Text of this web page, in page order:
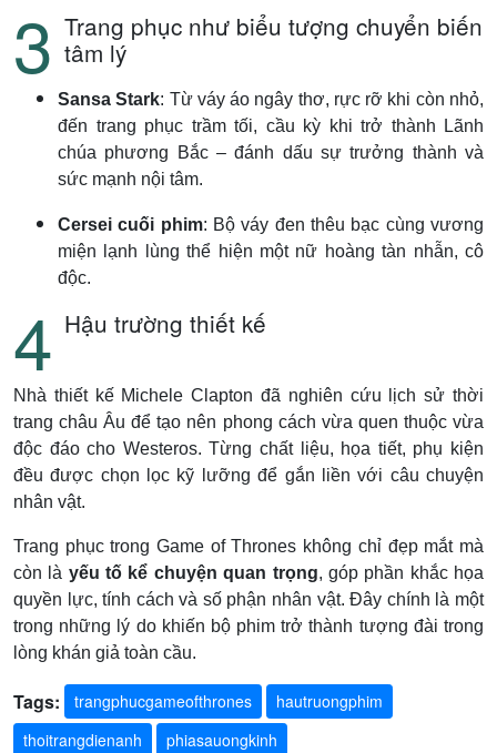
Trang phục như biểu tượng chuyển biến
tâm lý
Sansa Stark: Từ váy áo ngây thơ, rực rỡ khi còn nhỏ,
đến trang phục trầm tối, cầu kỳ khi trở thành Lãnh
chúa phương Bắc – đánh dấu sự trưởng thành và
sức mạnh nội tâm.
Cersei cuối phim: Bộ váy đen thêu bạc cùng vương
miện lạnh lùng thể hiện một nữ hoàng tàn nhẫn, cô
độc.
Hậu trường thiết kế
Nhà thiết kế Michele Clapton đã nghiên cứu lịch sử thời
trang châu Âu để tạo nên phong cách vừa quen thuộc vừa
độc đáo cho Westeros. Từng chất liệu, họa tiết, phụ kiện
đều được chọn lọc kỹ lưỡng để gắn liền với câu chuyện
nhân vật.
Trang phục trong Game of Thrones không chỉ đẹp mắt mà
còn là yếu tố kể chuyện quan trọng, góp phần khắc họa
quyền lực, tính cách và số phận nhân vật. Đây chính là một
trong những lý do khiến bộ phim trở thành tượng đài trong
lòng khán giả toàn cầu.
Tags: trangphucgameofthrones
hautruongphim
thoitrangdienanh
phiasauongkinh